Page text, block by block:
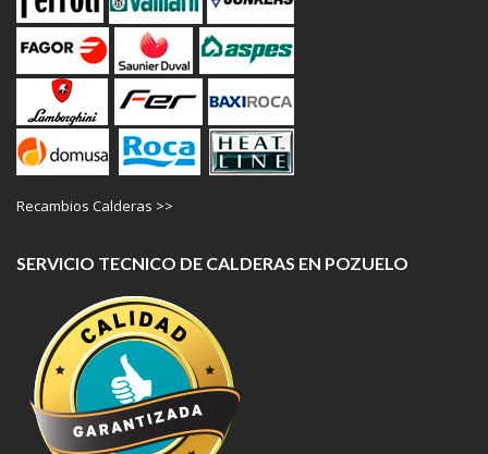
Recambios Calderas >>
SERVICIO TECNICO DE CALDERAS EN POZUELO